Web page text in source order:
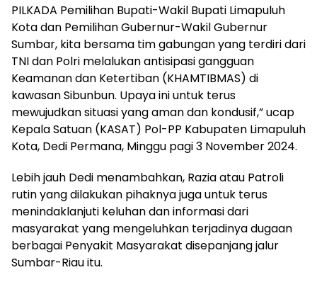
PILKADA Pemilihan Bupati-Wakil Bupati Limapuluh
Kota dan Pemilihan Gubernur-Wakil Gubernur
Sumbar, kita bersama tim gabungan yang terdiri dari
TNI dan Polri melalukan antisipasi gangguan
Keamanan dan Ketertiban (KHAMTIBMAS) di
kawasan Sibunbun. Upaya ini untuk terus
mewujudkan situasi yang aman dan kondusif,” ucap
Kepala Satuan (KASAT) Pol-PP Kabupaten Limapuluh
Kota, Dedi Permana, Minggu pagi 3 November 2024.
Lebih jauh Dedi menambahkan, Razia atau Patroli
rutin yang dilakukan pihaknya juga untuk terus
menindaklanjuti keluhan dan informasi dari
masyarakat yang mengeluhkan terjadinya dugaan
berbagai Penyakit Masyarakat disepanjang jalur
Sumbar-Riau itu.